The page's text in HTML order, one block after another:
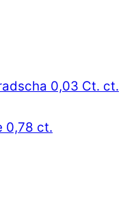
0,03 Ct. ct.
0,78 ct.